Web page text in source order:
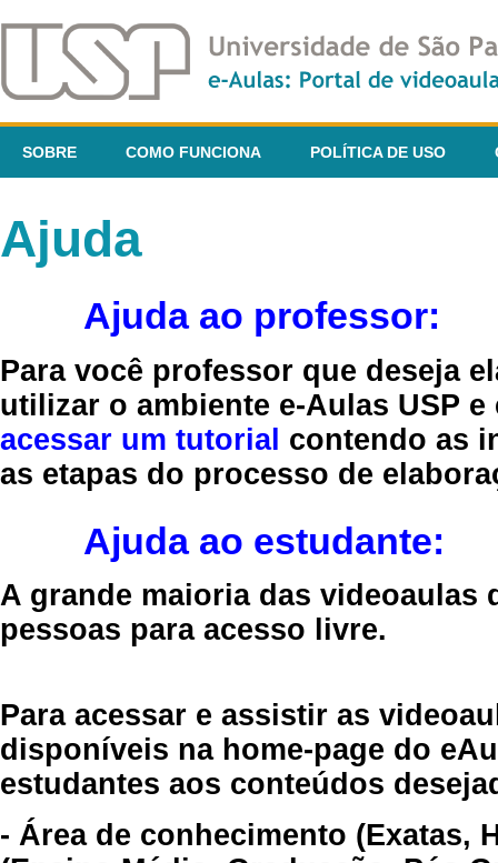
SOBRE COMO FUNCIONA POLÍTICA DE USO
Ajuda
Ajuda ao professor:
Para você professor que deseja
utilizar o ambiente e-Aulas USP
acessar um tutorial contendo as
as etapas do processo de
Ajuda ao estudante:
A grande maioria das videoaulas
pessoas para acesso livre.
Para acessar e assistir as
disponíveis na home-page do
estudantes aos conteúdos
- Área de conhecimento (Exatas,